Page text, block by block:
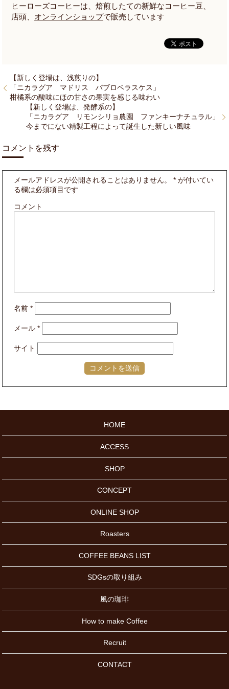
ヒーローズコーヒーは、焙煎したての新鮮なコーヒー豆、
店頭、 オンラインショップで販売しています
【新しく登場は、浅煎りの】
「ニカラグア マドリス パブロベラスケス」
柑橘系の酸味にほの甘さの果実を感じる味わい
【新しく登場は、発酵系の】
「ニカラグア リモンシリョ農園 ファンキーナチュラル」
今までにない精製工程によって誕生した新しい風味
コメントを残す
メールアドレスが公開されることはありません。 * が付いてい
る欄は必須項目です
コメント
名前*
メール*
サイト
HOME
ACCESS
SHOP
CONCEPT
ONLINE SHOP
Roasters
COFFEE BEANS LIST
SDGsの取り組み
風の珈琲
How to make Coffee
Recruit
CONTACT